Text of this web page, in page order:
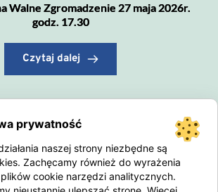
Walne Zgromadzenie 27 maja 2026r.
godz. 17.30
Czytaj dalej
– powrót do poprzedniej stawki
Czytaj dalej
prywatność
naszej strony niezbędne są
Zachęcamy również do wyrażenia
cookie narzędzi analitycznych.